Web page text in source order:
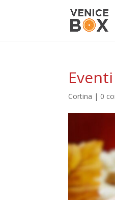
Cortina | 0